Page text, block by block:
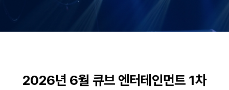
2026년 6월 큐브 엔터테인먼트 1차